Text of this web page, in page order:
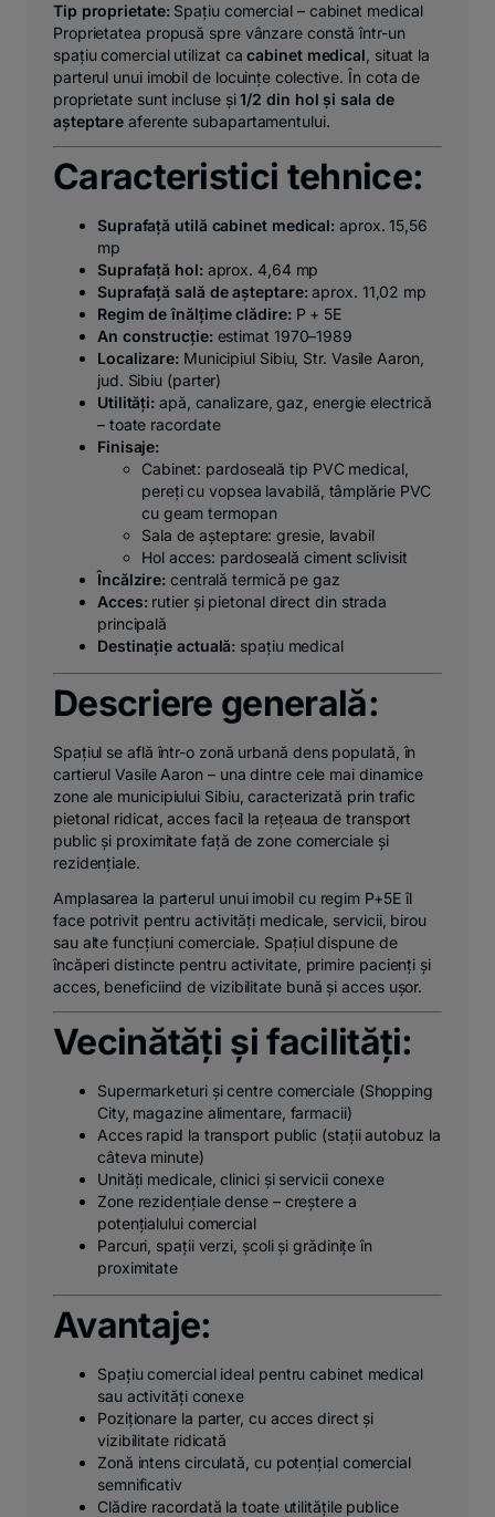
Tip proprietate: Spațiu comercial – cabinet medical
Proprietatea propusă spre vânzare constă într-un
spațiu comercial utilizat cacabinet medical , situat la
parterul unui imobil de locuințe colective. În cota de
proprietate sunt incluse și1/2 din hol și sala de
așteptare aferente subapartamentului.
Caracteristici tehnice:
Suprafață utilă cabinet medical: aprox. 15,56
mp
Suprafață hol: aprox. 4,64 mp
Suprafață sală de așteptare: aprox. 11,02 mp
Regim de înălțime clădire: P + 5E
An construcție: estimat 1970–1989
Localizare: Municipiul Sibiu, Str. Vasile Aaron,
jud. Sibiu (parter)
Utilități: apă, canalizare, gaz, energie electrică
– toate racordate
Finisaje:
Cabinet: pardoseală tip PVC medical,
pereți cu vopsea lavabilă, tâmplărie PVC
cu geam termopan
Sala de așteptare: gresie, lavabil
Hol acces: pardoseală ciment sclivisit
Încălzire: centrală termică pe gaz
Acces: rutier și pietonal direct din strada
principală
Destinație actuală: spațiu medical
Descriere generală:
Spațiul se află într-o zonă urbană dens populată, în
cartierul Vasile Aaron – una dintre cele mai dinamice
zone ale municipiului Sibiu, caracterizată prin trafic
pietonal ridicat, acces facil la rețeaua de transport
public și proximitate față de zone comerciale și
rezidențiale.
Amplasarea la parterul unui imobil cu regim P+5E îl
face potrivit pentru activități medicale, servicii, birou
sau alte funcțiuni comerciale. Spațiul dispune de
încăperi distincte pentru activitate, primire pacienți și
acces, beneficiind de vizibilitate bună și acces ușor.
Vecinătăți și facilități:
Supermarketuri și centre comerciale (Shopping
City, magazine alimentare, farmacii)
Acces rapid la transport public (stații autobuz la
câteva minute)
Unități medicale, clinici și servicii conexe
Zone rezidențiale dense – creștere a
potențialului comercial
Parcuri, spații verzi, școli și grădinițe în
proximitate
Avantaje:
Spațiu comercial ideal pentru cabinet medical
sau activități conexe
Poziționare la parter, cu acces direct și
vizibilitate ridicată
Zonă intens circulată, cu potențial comercial
semnificativ
Clădire racordată la toate utilitățile publice